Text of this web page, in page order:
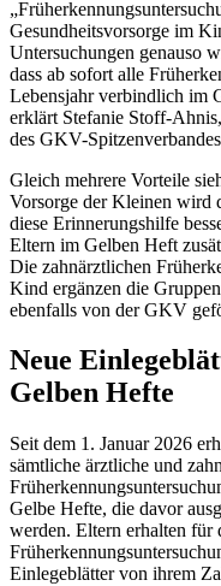
Gesundheitsvorsorge im
Untersuchungen genauso
dass ab sofort alle
Lebensjahr verbindlich im
erklärt Stefanie Stoff-
des GKV-
Gleich mehrere Vorteile
Vorsorge der Kleinen wird
diese Erinnerungshilfe
Eltern im Gelben Heft
Die zahnärztlichen
Kind ergänzen die
ebenfalls von der GKV
Neue
Gelben Hefte
Seit dem 1. Januar 2026
sämtliche ärztliche und
Gelbe Hefte, die davor
werden. Eltern erhalten für
Einlegeblätter von ihrem